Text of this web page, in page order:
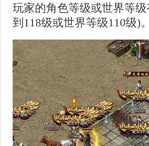
玩家的角色等级或世界等
到118级或世界等级110级)。